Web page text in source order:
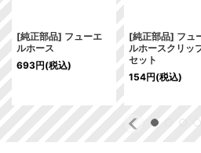
[純正部品] フューエ
ルホース
693円(税込)
[純正部品] フュ
ルホースクリッ
セット
154円(税込)